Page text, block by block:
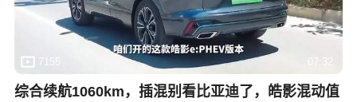
7155 07:32
综合续航1060km，插混别看比亚迪了，皓影混动值